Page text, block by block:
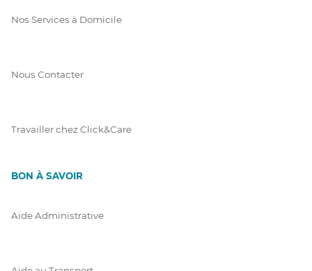
Nos Services à Domicile
Nous Contacter
Travailler chez Click&Care
BON À SAVOIR
Aide Administrative